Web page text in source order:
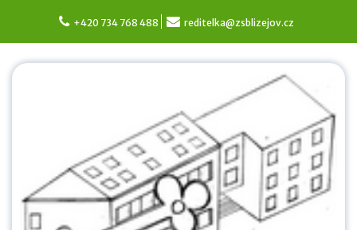
content
+420 734 768 488 reditelka@zsblizejov.cz